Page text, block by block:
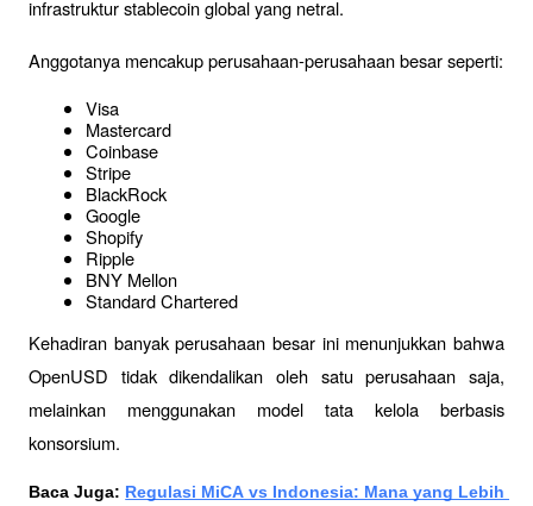
infrastruktur stablecoin global yang netral.
Anggotanya mencakup perusahaan-perusahaan besar seperti:
Visa
Mastercard
Coinbase
Stripe
BlackRock
Google
Shopify
Ripple
BNY Mellon
Standard Chartered
Kehadiran banyak perusahaan besar ini menunjukkan bahwa
OpenUSD tidak dikendalikan oleh satu perusahaan saja,
melainkan menggunakan model tata kelola berbasis
konsorsium.
Baca Juga: Regulasi MiCA vs Indonesia: Mana yang Lebih